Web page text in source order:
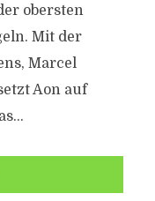
obersten
Mit der
Marcel
Aon auf